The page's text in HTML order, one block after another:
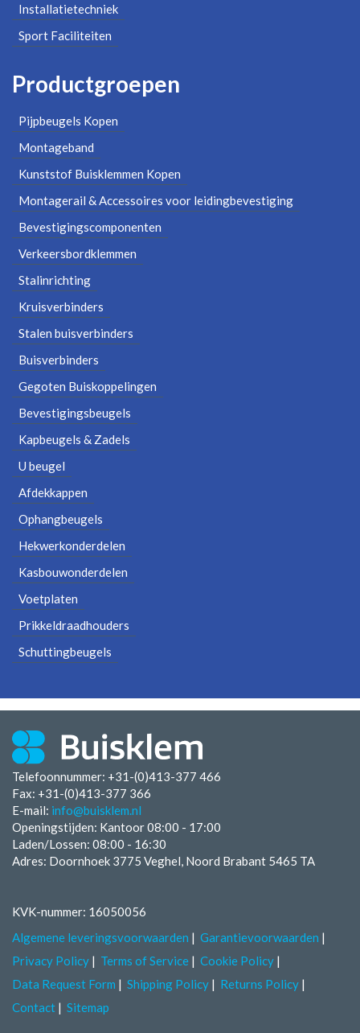
Installatietechniek
Sport Faciliteiten
Productgroepen
Pijpbeugels Kopen
Montageband
Kunststof Buisklemmen Kopen
Montagerail & Accessoires voor leidingbevestiging
Bevestigingscomponenten
Verkeersbordklemmen
Stalinrichting
Kruisverbinders
Stalen buisverbinders
Buisverbinders
Gegoten Buiskoppelingen
Bevestigingsbeugels
Kapbeugels & Zadels
U beugel
Afdekkappen
Ophangbeugels
Hekwerkonderdelen
Kasbouwonderdelen
Voetplaten
Prikkeldraadhouders
Schuttingbeugels
Telefoonnummer: +31-(0)413-377 466
Fax: +31-(0)413-377 366
E-mail: info@buisklem.nl
Openingstijden: Kantoor 08:00 - 17:00
Laden/Lossen: 08:00 - 16:30
Adres: Doornhoek 3775 Veghel, Noord Brabant 5465 TA
KVK-nummer: 16050056
Algemene leveringsvoorwaarden
Garantievoorwaarden
Privacy Policy
Terms of Service
Cookie Policy
Data Request Form
Shipping Policy
Returns Policy
Contact
Sitemap